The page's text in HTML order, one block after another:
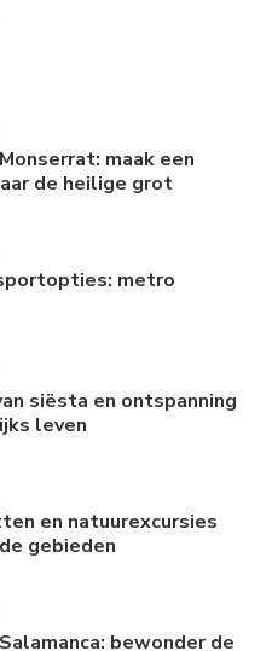
maak een
de heilige grot
metro
siësta en ontspanning
leven
en natuurexcursies
gebieden
bewonder de